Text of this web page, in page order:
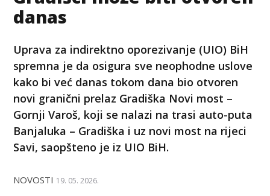
danas
Uprava za indirektno oporezivanje (UIO) BiH
spremna je da osigura sve neophodne uslove
kako bi već danas tokom dana bio otvoren
novi granični prelaz Gradiška Novi most –
Gornji Varoš, koji se nalazi na trasi auto-puta
Banjaluka – Gradiška i uz novi most na rijeci
Savi, saopšteno je iz UIO BiH.
NOVOSTI 19. 05. 2026.